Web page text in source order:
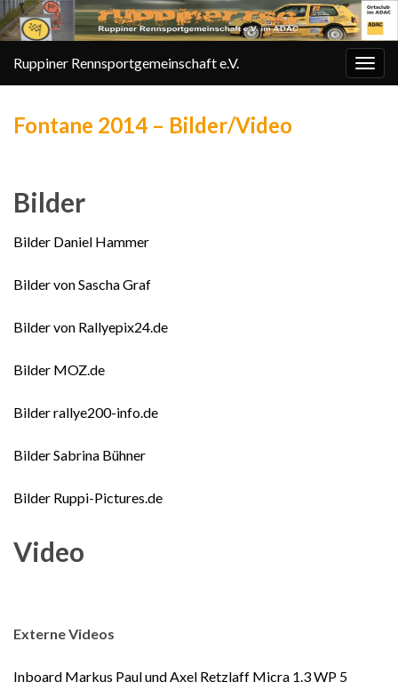
Ruppiner Rennsportgemeinschaft e.V.
Fontane 2014 – Bilder/Video
Bilder
Bilder Daniel Hammer
Bilder von Sascha Graf
Bilder von Rallyepix24.de
Bilder MOZ.de
Bilder rallye200-info.de
Bilder Sabrina Bühner
Bilder Ruppi-Pictures.de
Video
Externe Videos
Inboard Markus Paul und Axel Retzlaff Micra 1.3 WP 5